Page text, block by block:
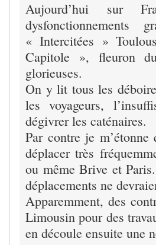
Aujourd’hui sur
« Intercitées »
Capitole », fleuron
glorieuses.
On y lit tous les
les voyageurs,
dégivrer les caténaires.
Par contre je
déplacer très
ou même Brive et
déplacements ne
Apparemment, des
Limousin pour des
en découle ensuite une